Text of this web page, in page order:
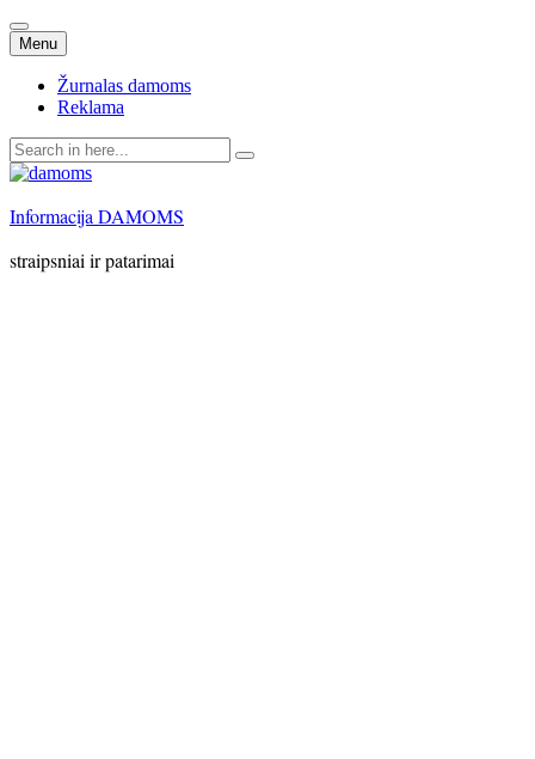
Menu Skip
to
content
Žurnalas damoms
Reklama
Search
for:
Informacija DAMOMS
straipsniai ir patarimai